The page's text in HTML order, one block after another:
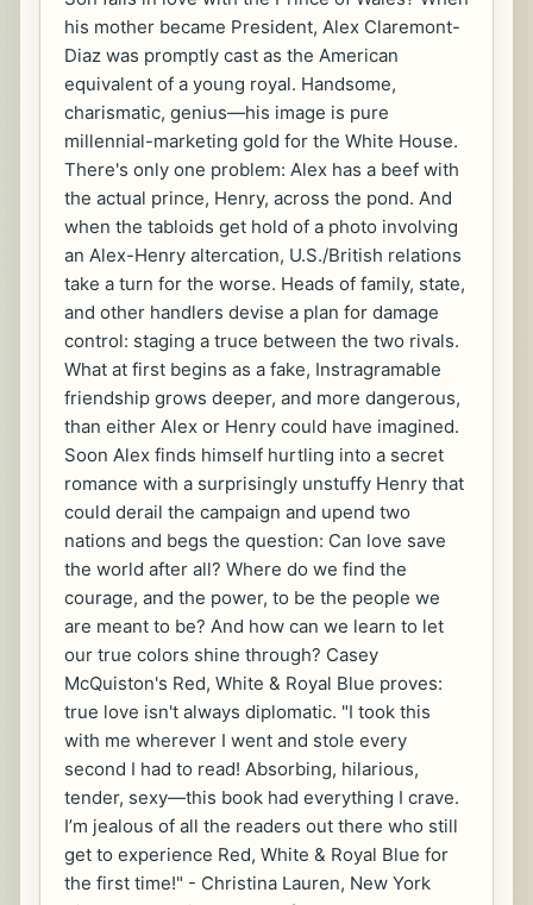
his mother became President, Alex Claremont-
Diaz was promptly cast as the American
equivalent of a young royal. Handsome,
charismatic, genius―his image is pure
millennial-marketing gold for the White House.
There's only one problem: Alex has a beef with
the actual prince, Henry, across the pond. And
when the tabloids get hold of a photo involving
an Alex-Henry altercation, U.S./British relations
take a turn for the worse. Heads of family, state,
and other handlers devise a plan for damage
control: staging a truce between the two rivals.
What at first begins as a fake, Instragramable
friendship grows deeper, and more dangerous,
than either Alex or Henry could have imagined.
Soon Alex finds himself hurtling into a secret
romance with a surprisingly unstuffy Henry that
could derail the campaign and upend two
nations and begs the question: Can love save
the world after all? Where do we find the
courage, and the power, to be the people we
are meant to be? And how can we learn to let
our true colors shine through? Casey
McQuiston's Red, White & Royal Blue proves:
true love isn't always diplomatic. "I took this
with me wherever I went and stole every
second I had to read! Absorbing, hilarious,
tender, sexy―this book had everything I crave.
I’m jealous of all the readers out there who still
get to experience Red, White & Royal Blue for
the first time!" - Christina Lauren, New York